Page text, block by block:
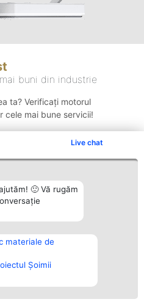
Live chat
🙂 Vă rugăm
materiale de
Șoimii
buni din industrie
ta? Verificați motorul
cele mai bune servicii!
Tuturor
Contact